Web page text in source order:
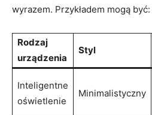
wyrazem. Przykładem mogą być:
Rodzaj
urządzenia
Styl
Inteligentne
oświetlenie
Minimalistyczny